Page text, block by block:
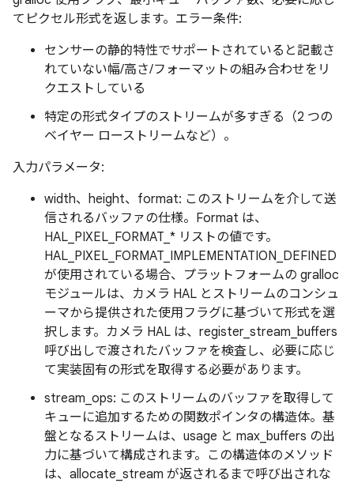
てピクセル形式を返します。エラー条件:
センサーの静的特性でサポートされていると記載さ
れていない幅/高さ/フォーマットの組み合わせをリ
クエストしている
特定の形式タイプのストリームが多すぎる（2 つの
ベイヤー ローストリームなど）。
入力パラメータ:
width、height、format: このストリームを介して送
信されるバッファの仕様。Format は、
HAL_PIXEL_FORMAT_* リストの値です。
HAL_PIXEL_FORMAT_IMPLEMENTATION_DEFINED
が使用されている場合、プラットフォームの gralloc
モジュールは、カメラ HAL とストリームのコンシュ
ーマから提供された使用フラグに基づいて形式を選
択します。カメラ HAL は、register_stream_buffers
呼び出しで渡されたバッファを検査し、必要に応じ
て実装固有の形式を取得する必要があります。
stream_ops: このストリームのバッファを取得して
キューに追加するための関数ポインタの構造体。基
盤となるストリームは、usage と max_buffers の出
力に基づいて構成されます。この構造体のメソッド
は、allocate_stream が返されるまで呼び出されな